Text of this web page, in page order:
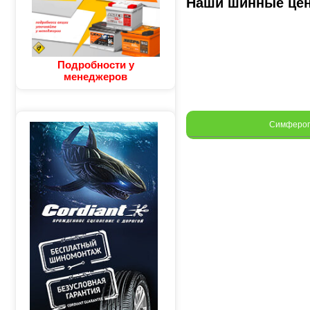
Подробности у
менеджеров